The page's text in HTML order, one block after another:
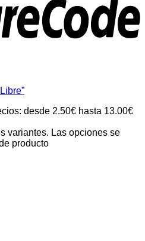
desde 2.50€ hasta 13.00€
variantes. Las opciones se
producto